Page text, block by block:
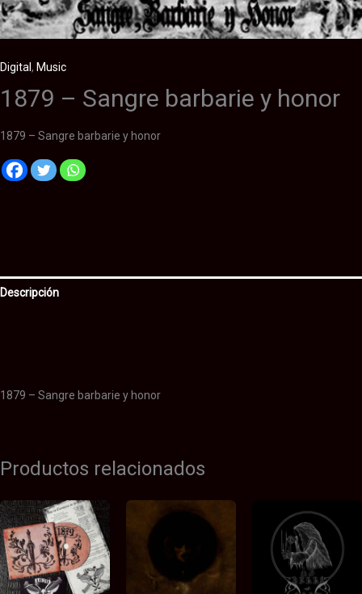
Digital , Music
1879 – Sangre barbarie y honor
1879 – Sangre barbarie y honor
Descripción
1879 – Sangre barbarie y honor
Productos relacionados